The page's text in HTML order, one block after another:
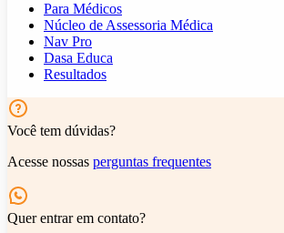
Para Médicos
Núcleo de Assessoria Médica
Nav Pro
Dasa Educa
Resultados
Você tem dúvidas?
Acesse nossas perguntas frequentes
Quer entrar em contato?